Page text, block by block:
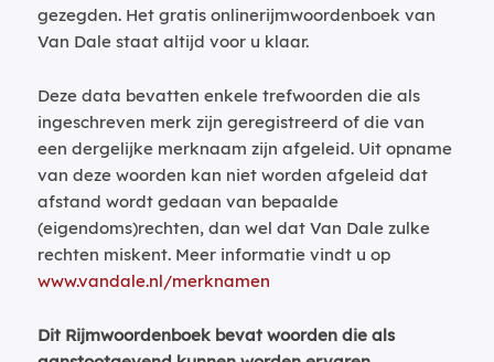
gezegden. Het gratis onlinerijmwoordenboek van
Van Dale staat altijd voor u klaar.
Deze data bevatten enkele trefwoorden die als
ingeschreven merk zijn geregistreerd of die van
een dergelijke merknaam zijn afgeleid. Uit opname
van deze woorden kan niet worden afgeleid dat
afstand wordt gedaan van bepaalde
(eigendoms)rechten, dan wel dat Van Dale zulke
rechten miskent. Meer informatie vindt u op
www.vandale.nl/merknamen
Dit Rijmwoordenboek bevat woorden die als